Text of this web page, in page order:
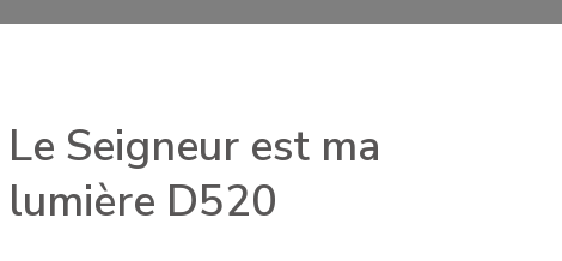
Le Seigneur est ma
lumière D520